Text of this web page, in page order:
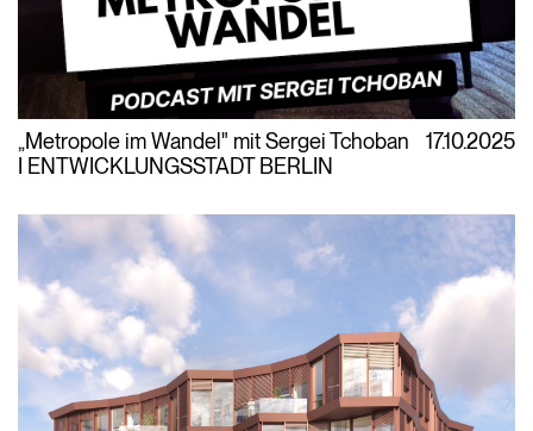
„Metropole im Wandel" mit Sergei Tchoban
I ENTWICKLUNGSSTADT BERLIN
17.10.2025